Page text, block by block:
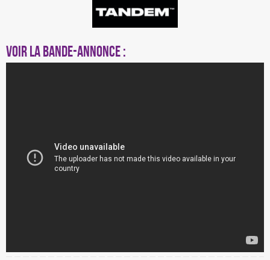
Voir la bande-annonce :